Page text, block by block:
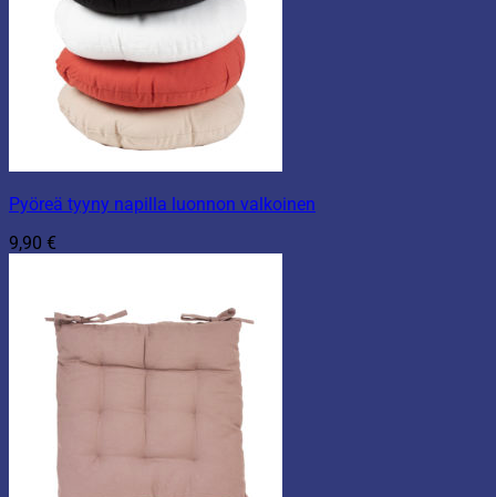
Pyöreä tyyny napilla luonnon valkoinen
9,90 €